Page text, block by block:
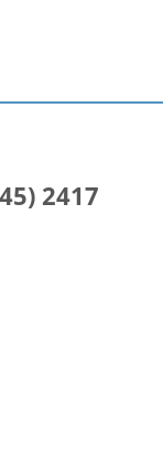
2417